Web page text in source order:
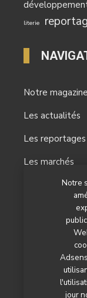
Notre
jour
literie
Notre magazine
Les actualités
Les reportages
Les marchés
Nos autres
Qui sommes-
Contactez-nous